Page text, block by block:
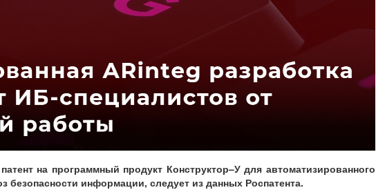
на программный продукт Конструктор–У для автоматизированного
безопасности информации, следует из данных Роспатента.